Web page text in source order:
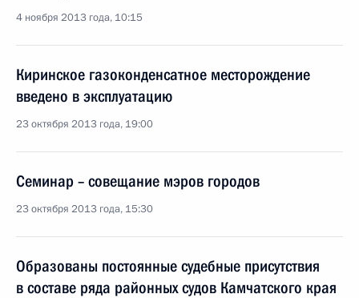
4 ноября 2013 года, 10:15
Киринское газоконденсатное месторождение
введено в эксплуатацию
23 октября 2013 года, 19:00
Семинар – совещание мэров городов
23 октября 2013 года, 15:30
Образованы постоянные судебные присутствия
в составе ряда районных судов Камчатского края